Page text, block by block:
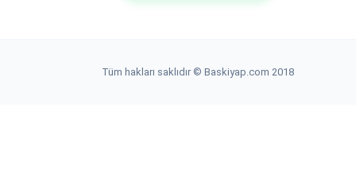
Tüm hakları saklıdır © Baskiyap.com 2018